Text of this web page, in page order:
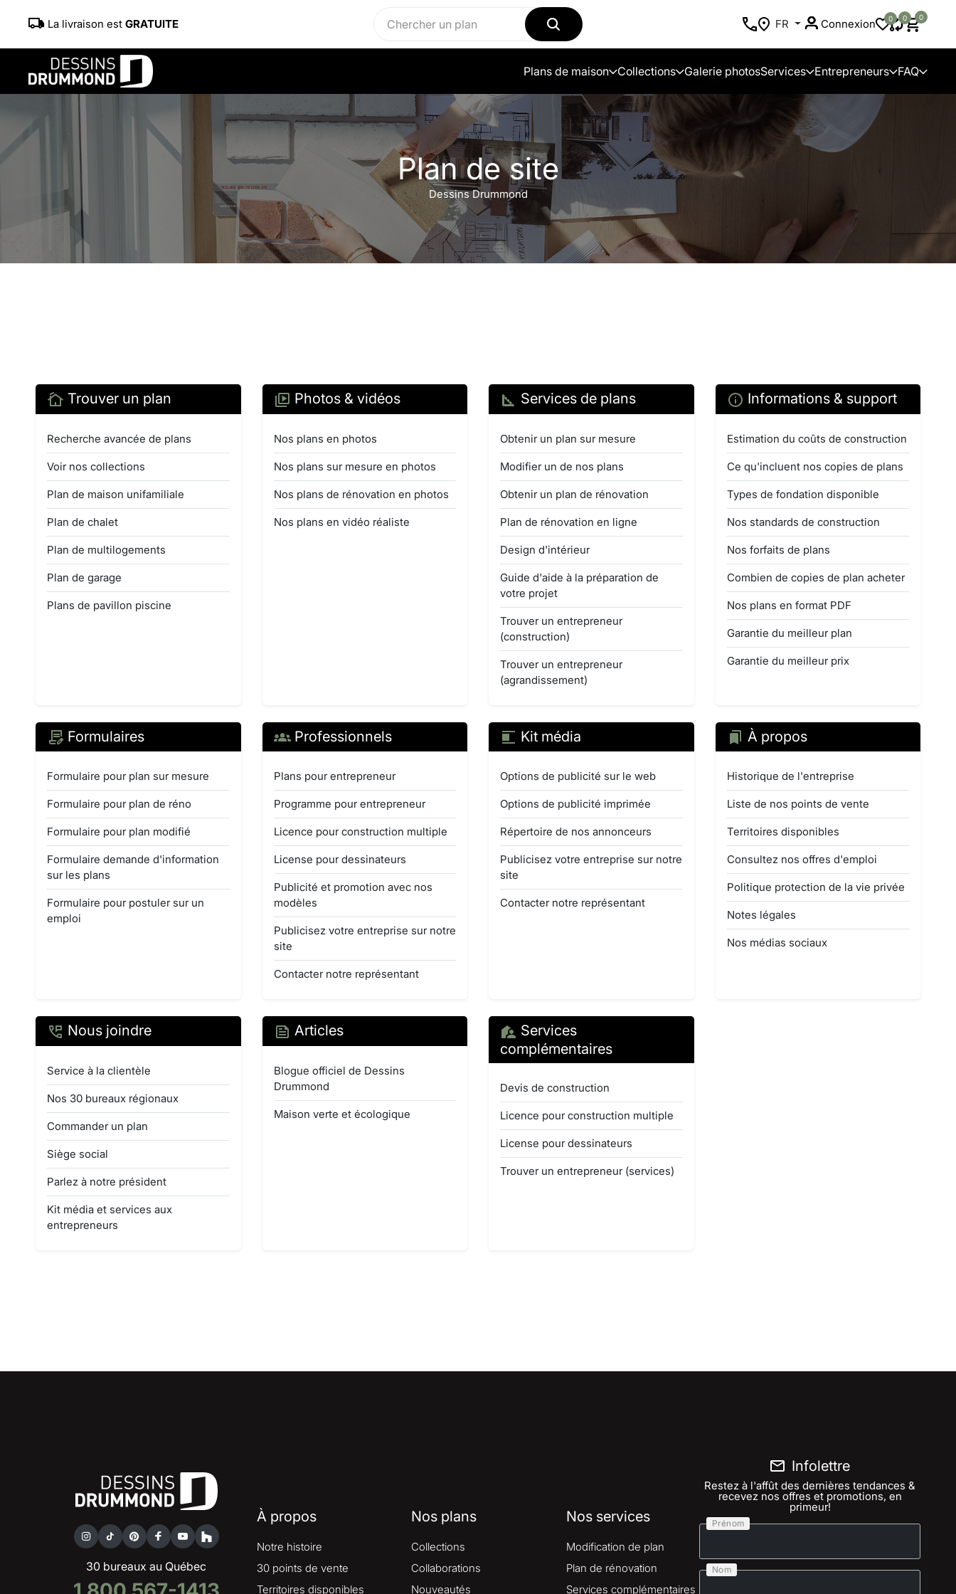
La livraison est GRATUITE FR Connexion 0 0 0
Plans de maison Collections Galerie photosServices Entrepreneurs FAQ
Plan de site
Dessins Drummond
Trouver un plan
Recherche avancée de plans
Voir nos collections
Plan de maison unifamiliale
Plan de chalet
Plan de multilogements
Plan de garage
Plans de pavillon piscine
Photos & vidéos
Nos plans en photos
Nos plans sur mesure en photos
Nos plans de rénovation en photos
Nos plans en vidéo réaliste
Services de plans
Obtenir un plan sur mesure
Modifier un de nos plans
Obtenir un plan de rénovation
Plan de rénovation en ligne
Design d'intérieur
Guide d'aide à la préparation de
votre projet
Trouver un entrepreneur
(construction)
Trouver un entrepreneur
(agrandissement)
Informations & support
Estimation du coûts de construction
Ce qu'incluent nos copies de plans
Types de fondation disponible
Nos standards de construction
Nos forfaits de plans
Combien de copies de plan acheter
Nos plans en format PDF
Garantie du meilleur plan
Garantie du meilleur prix
Formulaires
Formulaire pour plan sur mesure
Formulaire pour plan de réno
Formulaire pour plan modifié
Formulaire demande d'information
sur les plans
Formulaire pour postuler sur un
emploi
Professionnels
Plans pour entrepreneur
Programme pour entrepreneur
Licence pour construction multiple
License pour dessinateurs
Publicité et promotion avec nos
modèles
Publicisez votre entreprise sur notre
site
Contacter notre représentant
Kit média
Options de publicité sur le web
Options de publicité imprimée
Répertoire de nos annonceurs
Publicisez votre entreprise sur notre
site
Contacter notre représentant
À propos
Historique de l'entreprise
Liste de nos points de vente
Territoires disponibles
Consultez nos offres d'emploi
Politique protection de la vie privée
Notes légales
Nos médias sociaux
Nous joindre
Service à la clientèle
Nos 30 bureaux régionaux
Commander un plan
Siège social
Parlez à notre président
Kit média et services aux
entrepreneurs
Articles
Blogue officiel de Dessins
Drummond
Maison verte et écologique
Services
complémentaires
Devis de construction
Licence pour construction multiple
License pour dessinateurs
Trouver un entrepreneur (services)
30 bureaux au Québec
À propos
Notre histoire
30 points de vente
Territoires disponibles
Nos plans
Collections
Collaborations
Nouveautés
Nos services
Modification de plan
Plan de rénovation
Services complémentaires
Infolettre
Restez à l'affût des dernières tendances &
recevez nos offres et promotions, en
primeur!
Prénom
Nom